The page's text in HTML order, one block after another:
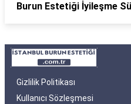
Burun Estetiği İyileşme
Gizlilik Politikası
Kullanıcı Sözleşmesi